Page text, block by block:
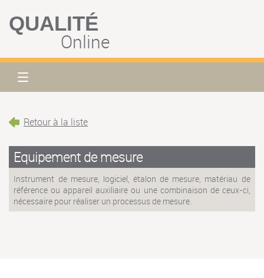
QUALITÉ
Online
Retour à la liste
Equipement de mesure
Instrument de mesure, logiciel, étalon de mesure, matériau de
référence ou appareil auxiliaire ou une combinaison de ceux-ci,
nécessaire pour réaliser un processus de mesure.